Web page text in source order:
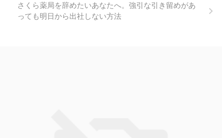
さくら薬局を辞めたいあなたへ。強引な引き留めがあ
っても明日から出社しない方法